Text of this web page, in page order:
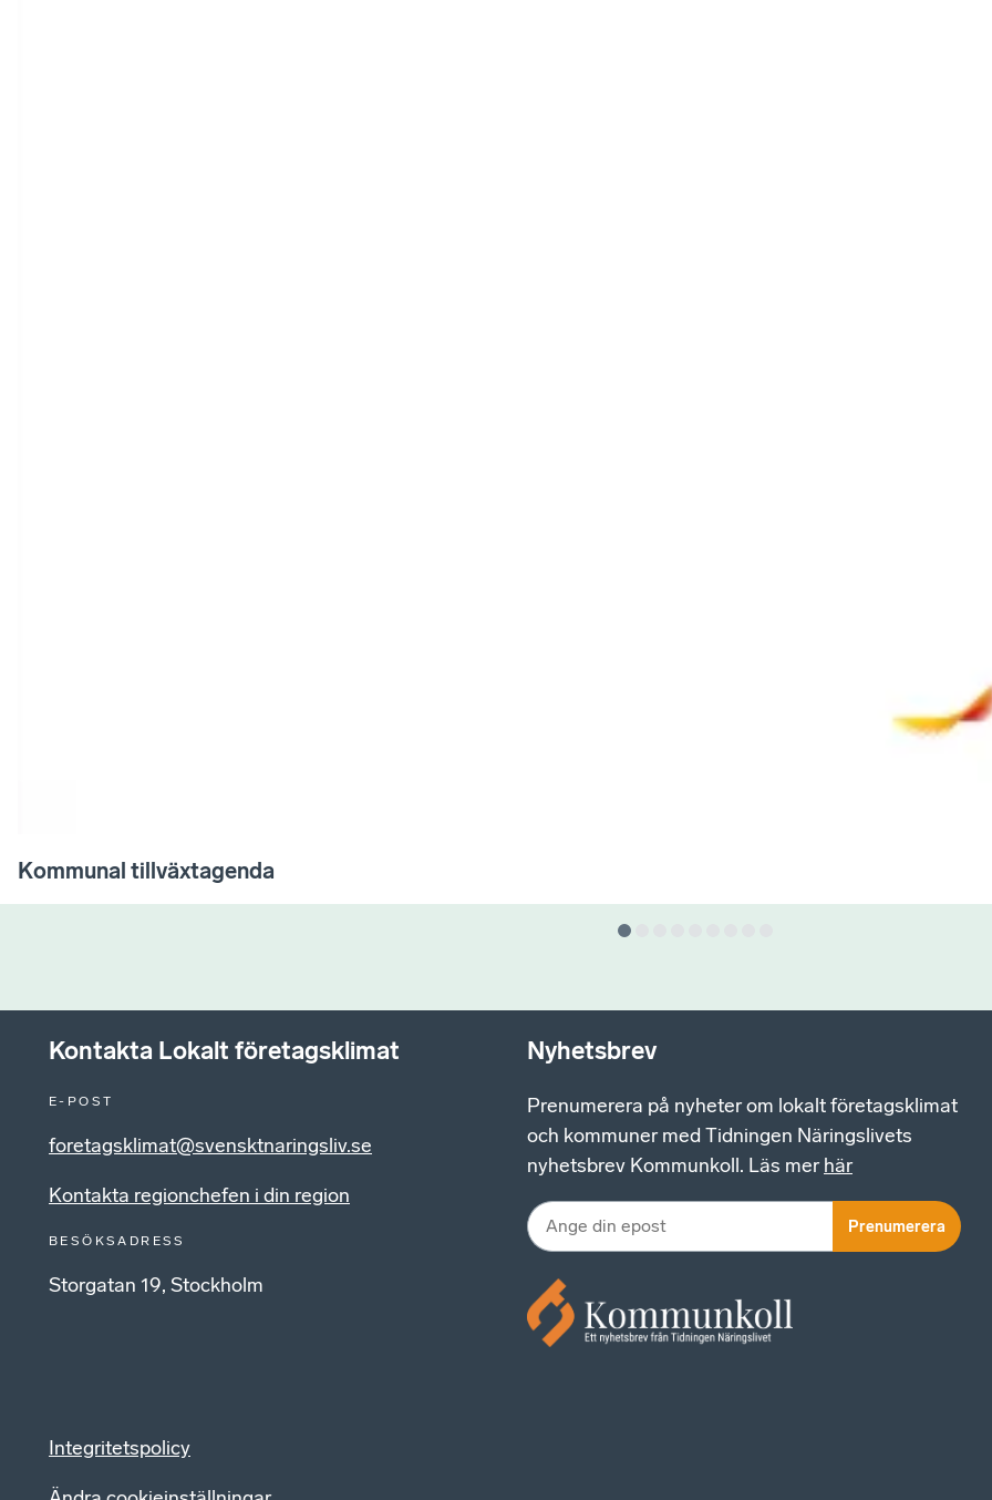
Kommunal tillväxtagenda
Kontakta Lokalt företagsklimat
E-POST
foretagsklimat@svensktnaringsliv.se
Kontakta regionchefen i din region
BESÖKSADRESS
Storgatan 19, Stockholm
Nyhetsbrev
Prenumerera på nyheter om lokalt företagsklimat
och kommuner med Tidningen Näringslivets
nyhetsbrev Kommunkoll. Läs mer här
Prenumerera
Integritetspolicy